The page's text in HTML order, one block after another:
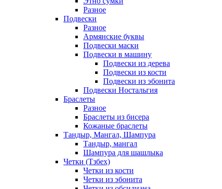
Разное
Подвески
Разное
Армянские буквы
Подвески маски
Подвески в машину
Подвески из дерева
Подвески из кости
Подвески из эбонита
Подвески Ностальгия
Браслеты
Разное
Браслеты из бисера
Кожаные браслеты
Тандыр, Мангал, Шампура
Тандыр, мангал
Шампура для шашлыка
Четки (Тзбех)
Четки из кости
Четки из эбонита